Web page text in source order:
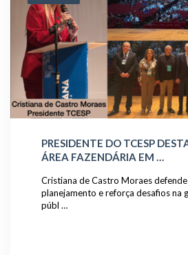
PRESIDENTE DO TCESP
ÁREA FAZENDÁRIA EM …
Cristiana de Castro Moraes
planejamento e reforça desafios na
públ …